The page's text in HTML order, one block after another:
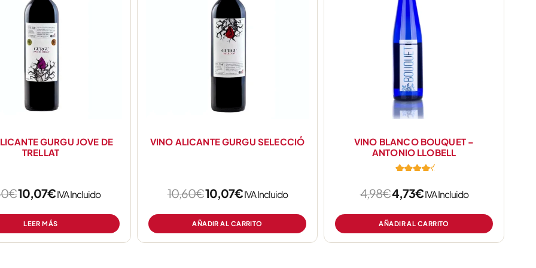
GURGU JOVE DE
TRELLAT
€
10,60€.
10,07€
10,07€.
IVA Incluido
LEER MÁS
VINO ALICANTE GURGU SELECCIÓ
10,60€
10,60€.
10,07€
10,07€.
IVA Incluido
AÑADIR AL CARRITO
VINO BLANCO BOUQUET –
ANTONIO LLOBELL
de 5
4,98€
4,98€.
4,73€IVA Incluido
AÑADIR AL CARRITO